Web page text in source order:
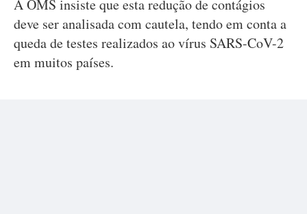
A OMS insiste que esta redução de contágios
deve ser analisada com cautela, tendo em conta a
queda de testes realizados ao vírus SARS-CoV-2
em muitos países.